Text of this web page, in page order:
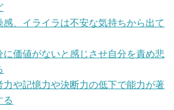
感、イライラは不安な気持ちから出て
に価値がないと感じさせ自分を責め悲
力や記憶力や決断力の低下で能力が著
る